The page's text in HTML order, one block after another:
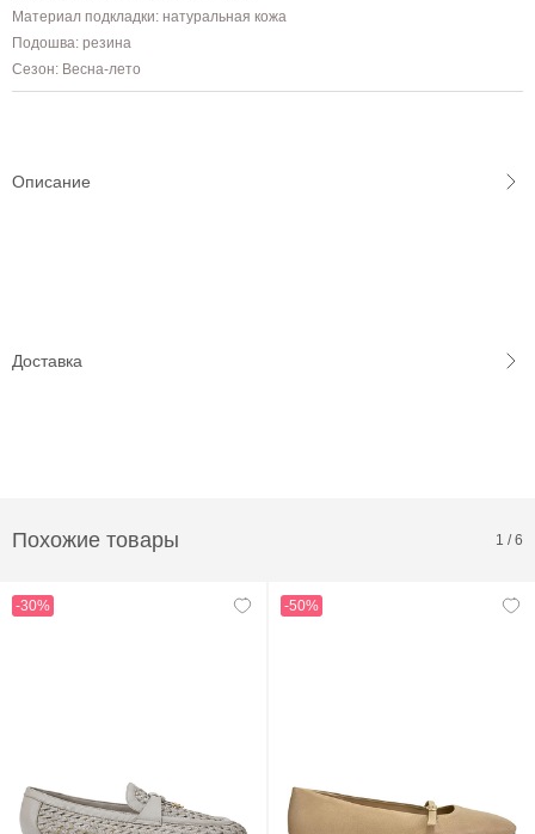
Материал подкладки: натуральная кожа
Подошва: резина
Сезон: Весна-лето
Описание
Доставка
Похожие товары 1 /6
-30% -50%